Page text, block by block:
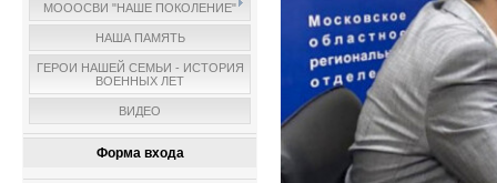
МОООСВИ "НАШЕ ПОКОЛЕНИЕ"
НАША ПАМЯТЬ
ГЕРОИ НАШЕЙ СЕМЬИ - ИСТОРИЯ
ВОЕННЫХ ЛЕТ
ВИДЕО
Форма входа